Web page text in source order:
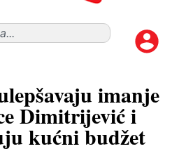
imanje
Dimitrijević i
kućni budžet